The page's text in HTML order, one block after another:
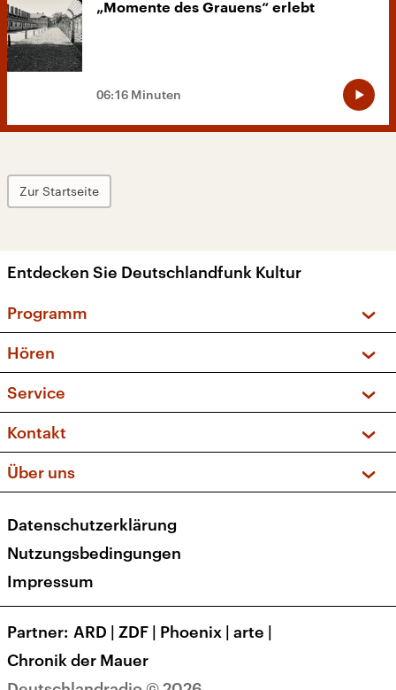
„Momente des Grauens“ erlebt
06:16 Minuten
Zur Startseite
Entdecken Sie Deutschlandfunk Kultur
Programm
Sendungen und Podcasts
Musikliste
Kakadu – Das Kinderprogramm
Hören
Frequenzen (UKW + DAB+)
Service
FAQ
Apps
Newsletter
Veranstaltungen
Kontakt
Social Media
Über uns
Presse
Karriere
Transparenz
Datenschutzerklärung
Nutzungsbedingungen
Impressum
Partner ARD | ZDF | Phoenix | arte |
Chronik der Mauer